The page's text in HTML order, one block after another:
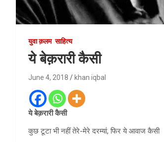
युवा क़लम साहित्य
ये बेक़रारी कैसी
June 4, 2018 khan iqbal
ये बेक़रारी कैसी
कुछ टूटा भी नहीं तेरे-मेरे दरम्यां, फिर ये आवाज कैसी